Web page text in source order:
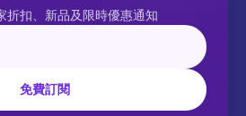
折扣、新品及限時優惠通知
免費訂閱